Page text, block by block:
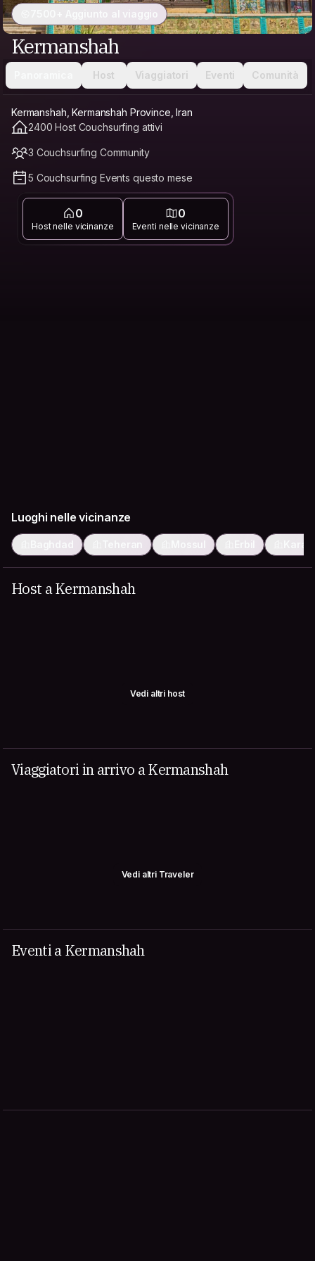
7500+ Aggiunto al viaggio
Kermanshah
Host Viaggiatori Eventi Comunità
Kermanshah, Kermanshah Province, Iran
2400 Host Couchsurfing attivi
3 Couchsurfing Community
5 Couchsurfing Events questo mese
0
Host nelle vicinanze
0
Eventi nelle vicinanze
Luoghi nelle vicinanze
Baghdad Teheran Mossul Erbil
Host a Kermanshah
Vedi altri host
Viaggiatori in arrivo a Kermanshah
Vedi altri Traveler
Eventi a Kermanshah